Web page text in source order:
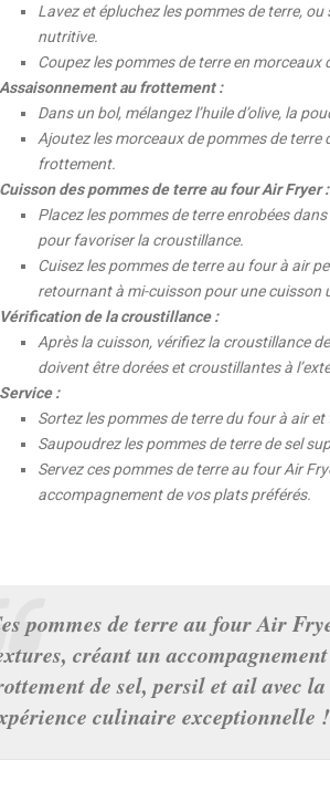
Lavez et épluchez les pommes de terre,
nutritive.
Coupez les pommes de terre en
Assaisonnement au frottement :
Dans un bol, mélangez l’huile d’olive, la
Ajoutez les morceaux de pommes de
frottement.
Cuisson des pommes de terre au four Air Fryer :
Placez les pommes de terre enrobées
pour favoriser la croustillance.
Cuisez les pommes de terre au four à air
retournant à mi-cuisson pour une cuisson
Vérification de la croustillance :
Après la cuisson, vérifiez la croustillance
doivent être dorées et croustillantes à
Service :
Sortez les pommes de terre du four à air
Saupoudrez les pommes de terre de sel
Servez ces pommes de terre au four Air
accompagnement de vos plats préférés.
pommes de terre au four Air
créant un
de sel, persil et ail avec
culinaire exceptionnelle !